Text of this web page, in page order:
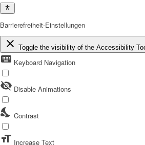
Barrierefreiheit-Einstellungen
close Toggle the visibility of the Accessibility
keyboard Keyboard Navigation
visibility_off Disable Animations
nights_stay Contrast
format_size Increase Text